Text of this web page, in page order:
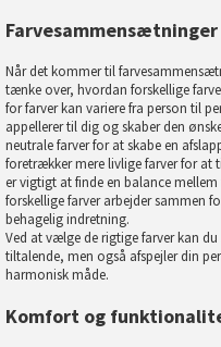
Når det kommer til
tænke over, hvordan forskellige
for farver kan variere fra person til
appellerer til dig og skaber den
neutrale farver for at skabe en
foretrækker mere livlige farver for at
er vigtigt at finde en balance
forskellige farver arbejder sammen
behagelig indretning.
Ved at vælge de rigtige farver kan
tiltalende, men også afspejler din
harmonisk måde.
Komfort og